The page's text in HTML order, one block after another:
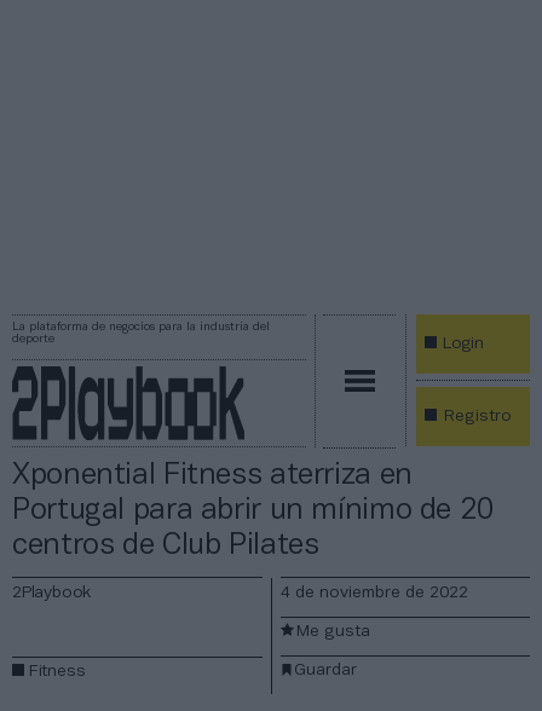
La plataforma de negocios para la industria del
deporte
Login
Registro
Xponential Fitness aterriza en
Portugal para abrir un mínimo de 20
centros de Club Pilates
2Playbook
Fitness
4 de noviembre de 2022
Guardar
Me gusta